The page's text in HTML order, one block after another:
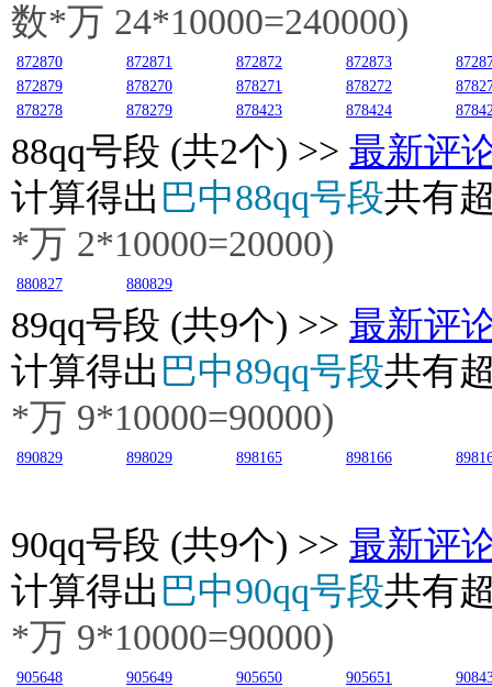
数*万 24*10000=240000)
872870 872871 872872 872873
872879
878270 878271 878272
878278
878279 878423 878424
88qq号段 (共2个) >> 最新评
计算得出 巴中88qq号段共有
*万 2*10000=20000)
880827 880829
89qq号段 (共9个) >> 最新评
计算得出 巴中89qq号段共有
*万 9*10000=90000)
890829 898029 898165 898166
90qq号段 (共9个) >> 最新评
计算得出 巴中90qq号段共有
*万 9*10000=90000)
905648 905649 905650 905651